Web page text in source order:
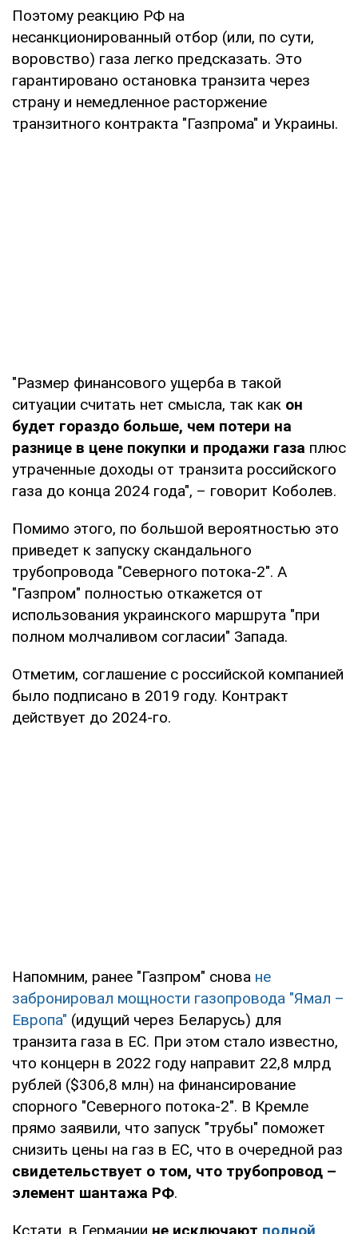
Поэтому реакцию РФ на
несанкционированный отбор (или, по сути,
воровство) газа легко предсказать. Это
гарантировано остановка транзита через
страну и немедленное расторжение
транзитного контракта "Газпрома" и Украины.
"Размер финансового ущерба в такой
ситуации считать нет смысла, так как он
будет гораздо больше, чем потери на
разнице в цене покупки и продажи газа плюс
утраченные доходы от транзита российского
газа до конца 2024 года", – говорит Коболев.
Помимо этого, по большой вероятностью это
приведет к запуску скандального
трубопровода "Северного потока-2". А
"Газпром" полностью откажется от
использования украинского маршрута "при
полном молчаливом согласии" Запада.
Отметим, соглашение с российской компанией
было подписано в 2019 году. Контракт
действует до 2024-го.
Напомним, ранее "Газпром" снова не
забронировал мощности газопровода "Ямал –
Европа" (идущий через Беларусь) для
транзита газа в ЕС. При этом стало известно,
что концерн в 2022 году направит 22,8 млрд
рублей ($306,8 млн) на финансирование
спорного "Северного потока-2". В Кремле
прямо заявили, что запуск "трубы" поможет
снизить цены на газ в ЕС, что в очередной раз
свидетельствует о том, что трубопровод –
элемент шантажа РФ.
Кстати, в Германии не исключают полной